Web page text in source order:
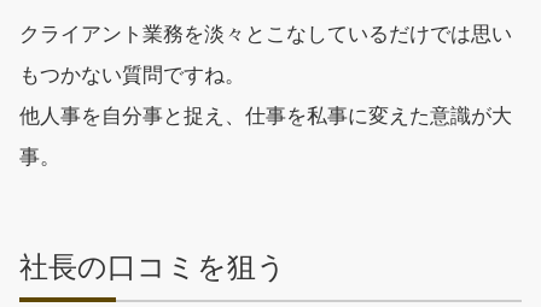
クライアント業務を淡々とこなしているだけでは思い
もつかない質問ですね。
他人事を自分事と捉え、仕事を私事に変えた意識が大
事。
社長の口コミを狙う